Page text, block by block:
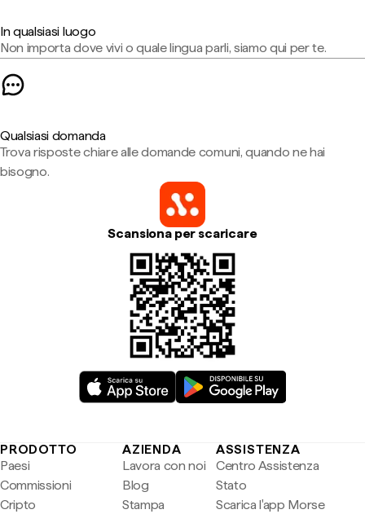
In qualsiasi luogo
Non importa dove vivi o quale lingua parli, siamo qui per te.
Qualsiasi domanda
Trova risposte chiare alle domande comuni, quando ne hai
bisogno.
Scansiona per scaricare
PRODOTTO
Paesi
Commissioni
Cripto
AZIENDA
Lavora con noi
Blog
Stampa
ASSISTENZA
Centro Assistenza
Stato
Scarica l'app Morse